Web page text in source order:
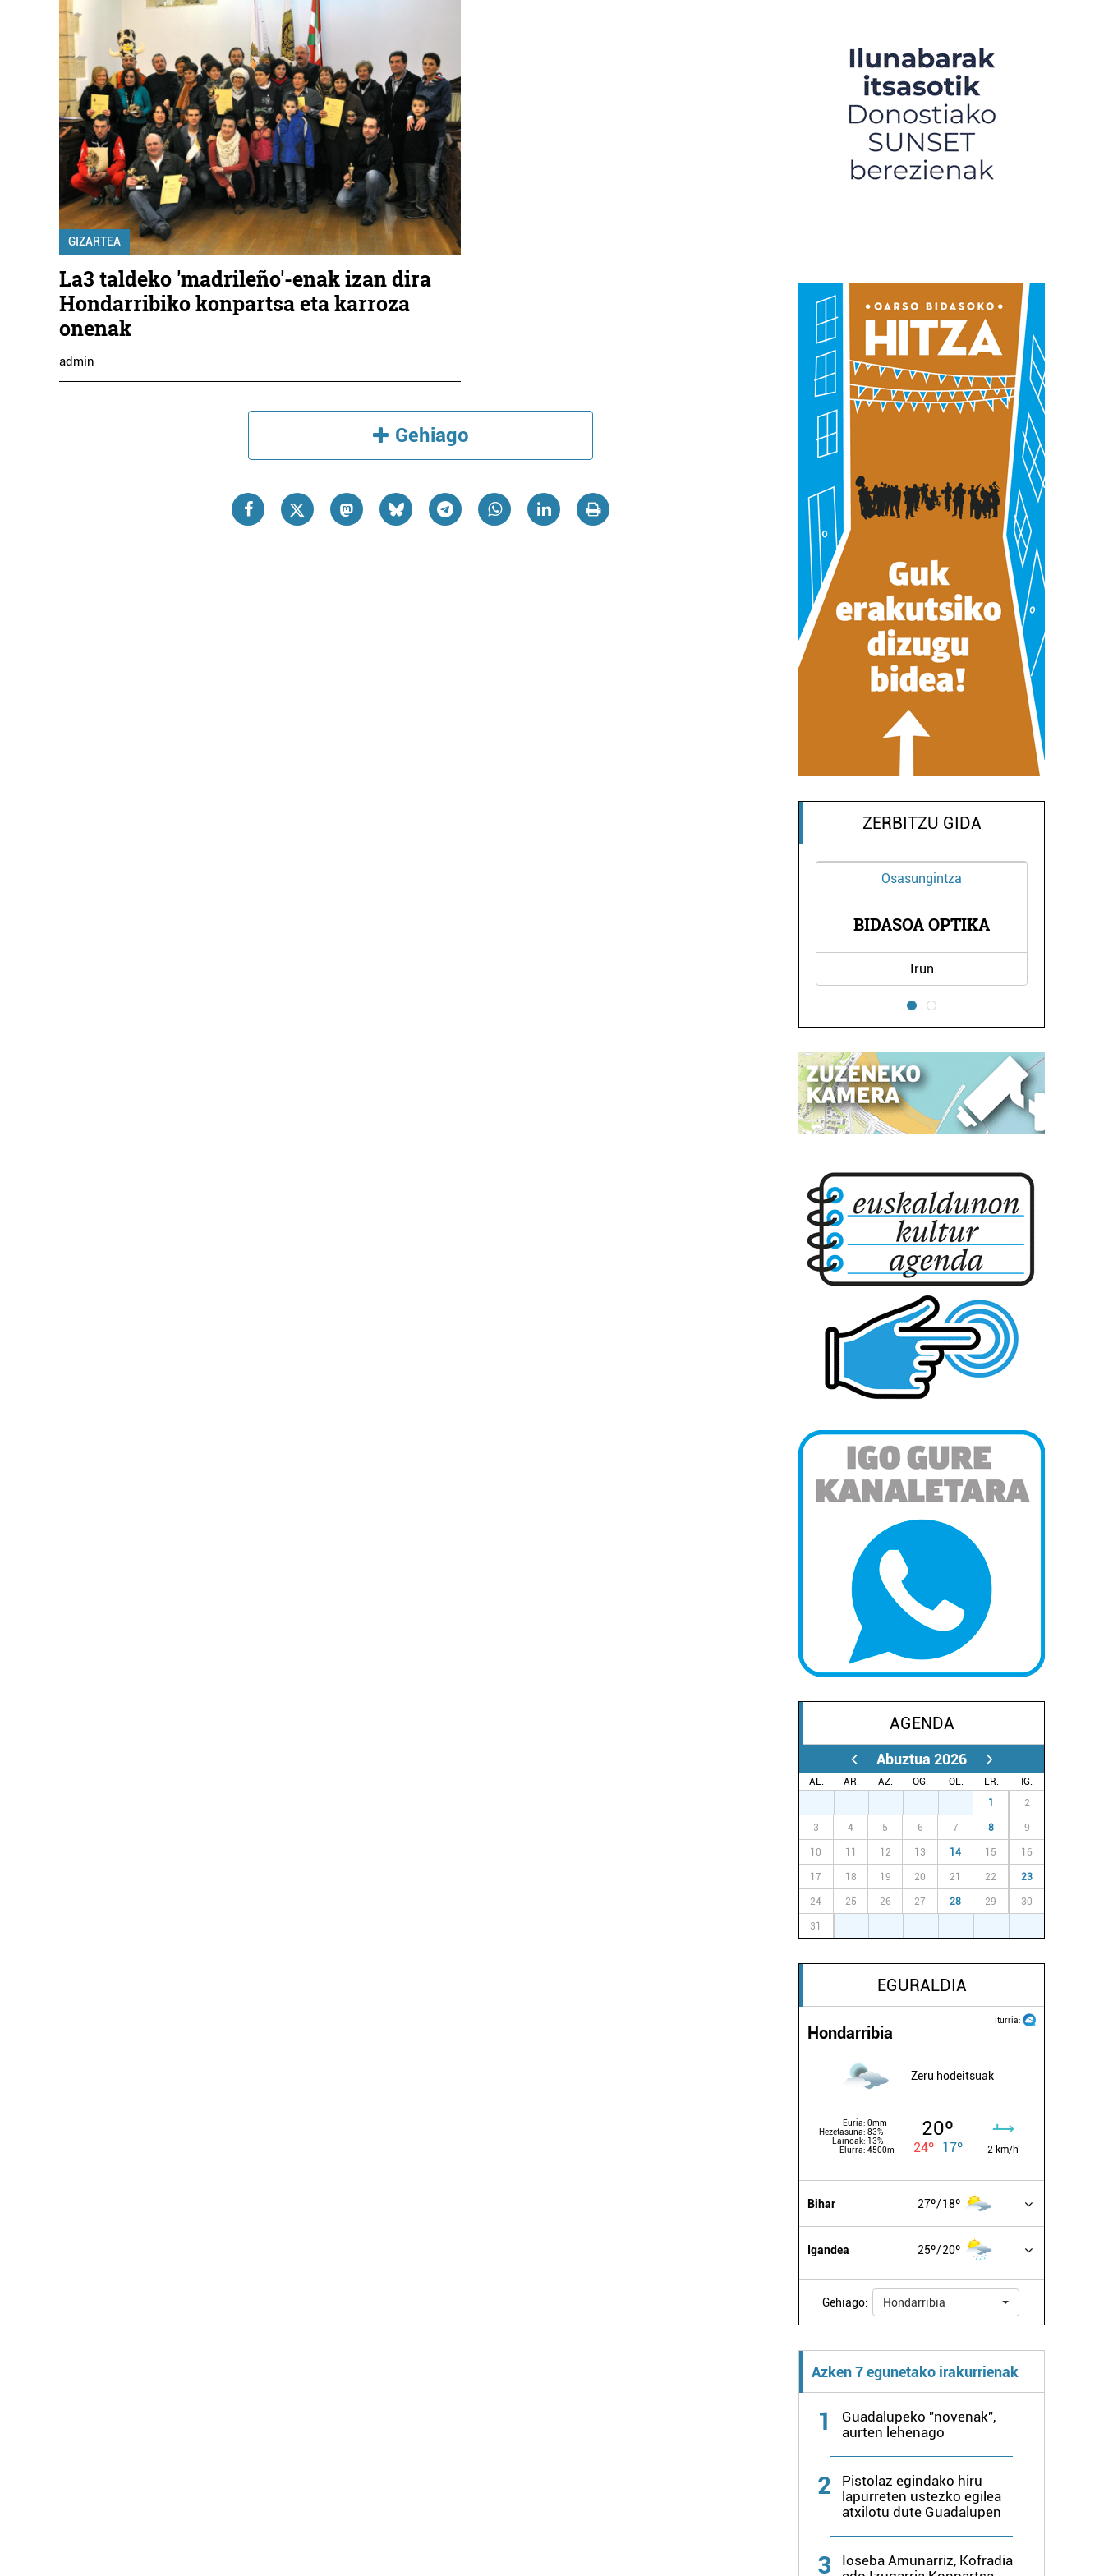
GIZARTEA
La3 taldeko 'madrileño'-enak izan dira
Hondarribiko konpartsa eta karroza
onenak
admin
Gehiago
ZERBITZU GIDA
Osasungintza
BIDASOA OPTIKA
Irun
AGENDA
Abuztua 2026
AL. AR. AZ. OG. OL. LR.
IG.
1 2
3 4 5 6 7 8 9
10 11 12 13 14 15 16
17 18 19 20 21 22 23
24 25 26 27 28 29 30
31
EGURALDIA
Iturria:
Hondarribia
Zeru hodeitsuak
Euria: 0mm
Hezetasuna: 83%
Lainoak: 13%
Elurra: 4500m
20º
24º 17º 2 km/h
Bihar 27º 18º
Igandea 25º 20º
Gehiago: Hondarribia
Azken 7 egunetako irakurrienak
1
Guadalupeko "novenak",
aurten lehenago
2
Pistolaz egindako hiru
lapurreten ustezko egilea
atxilotu dute Guadalupen
3
Ioseba Amunarriz, Kofradia